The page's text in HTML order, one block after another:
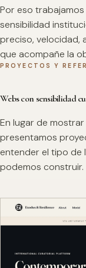
Por eso
sensibilidad
preciso, velocidad,
que acompañe la
PROYECTOS Y
Webs con sensibilidad
En lugar de
presentamos
entender el tipo de
podemos construir.